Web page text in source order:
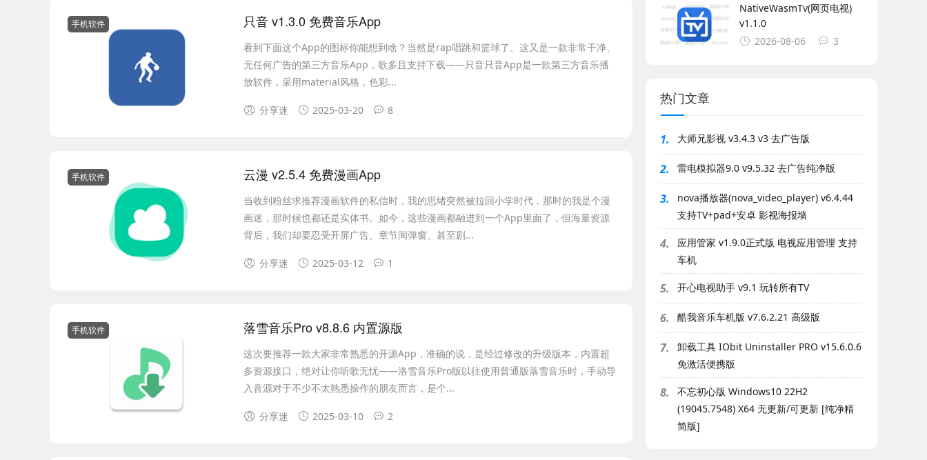
手机软件 只音 v1.3.0 免费音乐App
看到下面这个App的图标你能想到啥？当然是rap唱跳和篮球了。这又是一款非常干净、
无任何广告的第三方音乐App，歌多且支持下载——只音只音App是一款第三方音乐播
放软件，采用material风格，色彩...
分享迷 2025-03-20 8
手机软件 云漫 v2.5.4 免费漫画App
当收到粉丝求推荐漫画软件的私信时，我的思绪突然被拉回小学时代，那时的我是个漫
画迷，那时候也都还是实体书。如今，这些漫画都融进到一个App里面了，但海量资源
背后，我们却要忍受开屏广告、章节间弹窗、甚至剧...
分享迷 2025-03-12 1
手机软件 落雪音乐Pro v8.8.6 内置源版
这次要推荐一款大家非常熟悉的开源App，准确的说，是经过修改的升级版本，内置超
多资源接口，绝对让你听歌无忧——洛雪音乐Pro版以往使用普通版落雪音乐时，手动导
入音源对于不少不太熟悉操作的朋友而言，是个...
分享迷 2025-03-10 2
NativeWasmTv(网页电视)
v1.1.0
2026-08-06
3
热门文章
1. 大师兄影视 v3.4.3 v3 去广告版
2. 雷电模拟器9.0 v9.5.32 去广告纯净版
3.
nova播放器(nova_video_player) v6.4.44
支持TV+pad+安卓 影视海报墙
4.
应用管家 v1.9.0正式版 电视应用管理 支持
车机
5. 开心电视助手 v9.1 玩转所有TV
6. 酷我音乐车机版 v7.6.2.21 高级版
7.
卸载工具 IObit Uninstaller PRO v15.6.0.6
免激活便携版
8.
不忘初心版 Windows10 22H2
(19045.7548) X64 无更新/可更新 [纯净精
简版]